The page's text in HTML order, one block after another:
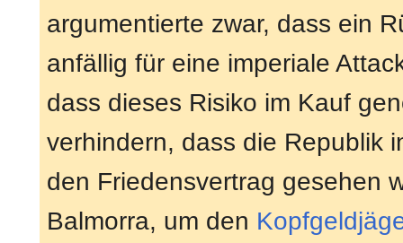
argumentierte zwar, dass ein
anfällig für eine imperiale
dass dieses Risiko im Kauf
verhindern, dass die Republik
den Friedensvertrag gesehen
Balmorra, um den